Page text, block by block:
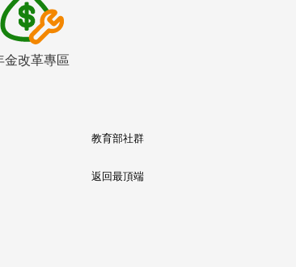
金改革專區
教育部社群
返回最頂端